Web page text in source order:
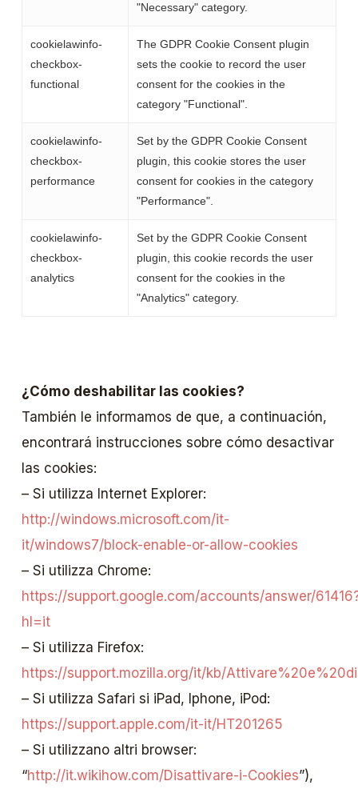
"Necessary" category.
cookielawinfo-
checkbox-
functional
The GDPR Cookie Consent plugin
sets the cookie to record the user
consent for the cookies in the
category "Functional".
cookielawinfo-
checkbox-
performance
Set by the GDPR Cookie Consent
plugin, this cookie stores the user
consent for cookies in the category
"Performance".
cookielawinfo-
checkbox-
analytics
Set by the GDPR Cookie Consent
plugin, this cookie records the user
consent for the cookies in the
"Analytics" category.
¿Cómo deshabilitar las cookies?
También le informamos de que, a continuación,
encontrará instrucciones sobre cómo desactivar
las cookies:
– Si utilizza Internet Explorer:
http://windows.microsoft.com/it-
it/windows7/block-enable-or-allow-cookies
– Si utilizza Chrome:
https://support.google.com/accounts/answer/
hl=it
– Si utilizza Firefox:
https://support.mozilla.org/it/kb/
– Si utilizza Safari si iPad, Iphone, iPod:
https://support.apple.com/it-it/HT201265
– Si utilizzano altri browser:
“http://it.wikihow.com/Disattivare-i-Cookies”),